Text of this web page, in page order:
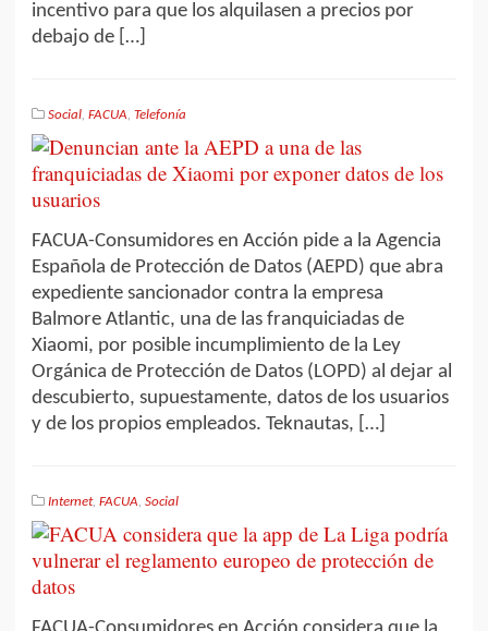
incentivo para que los alquilasen a precios por
debajo de […]
Social, FACUA, Telefonía
FACUA-Consumidores en Acción pide a la Agencia
Española de Protección de Datos (AEPD) que abra
expediente sancionador contra la empresa
Balmore Atlantic, una de las franquiciadas de
Xiaomi, por posible incumplimiento de la Ley
Orgánica de Protección de Datos (LOPD) al dejar al
descubierto, supuestamente, datos de los usuarios
y de los propios empleados. Teknautas, […]
Internet, FACUA, Social